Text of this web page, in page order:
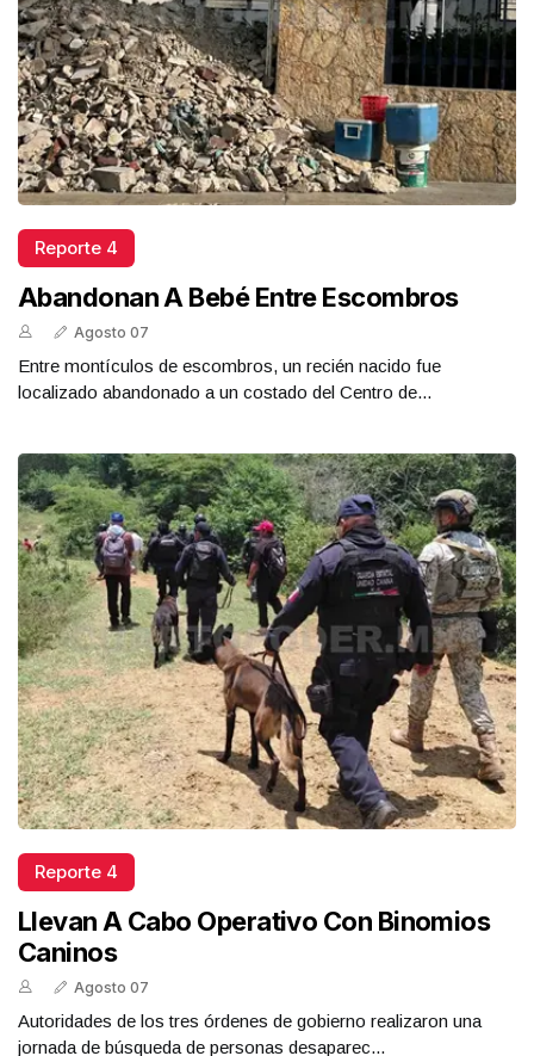
Reporte 4
Abandonan A Bebé Entre Escombros
Agosto 07
Entre montículos de escombros, un recién nacido fue
localizado abandonado a un costado del Centro de...
Reporte 4
Llevan A Cabo Operativo Con Binomios
Caninos
Agosto 07
Autoridades de los tres órdenes de gobierno realizaron una
jornada de búsqueda de personas desaparec...